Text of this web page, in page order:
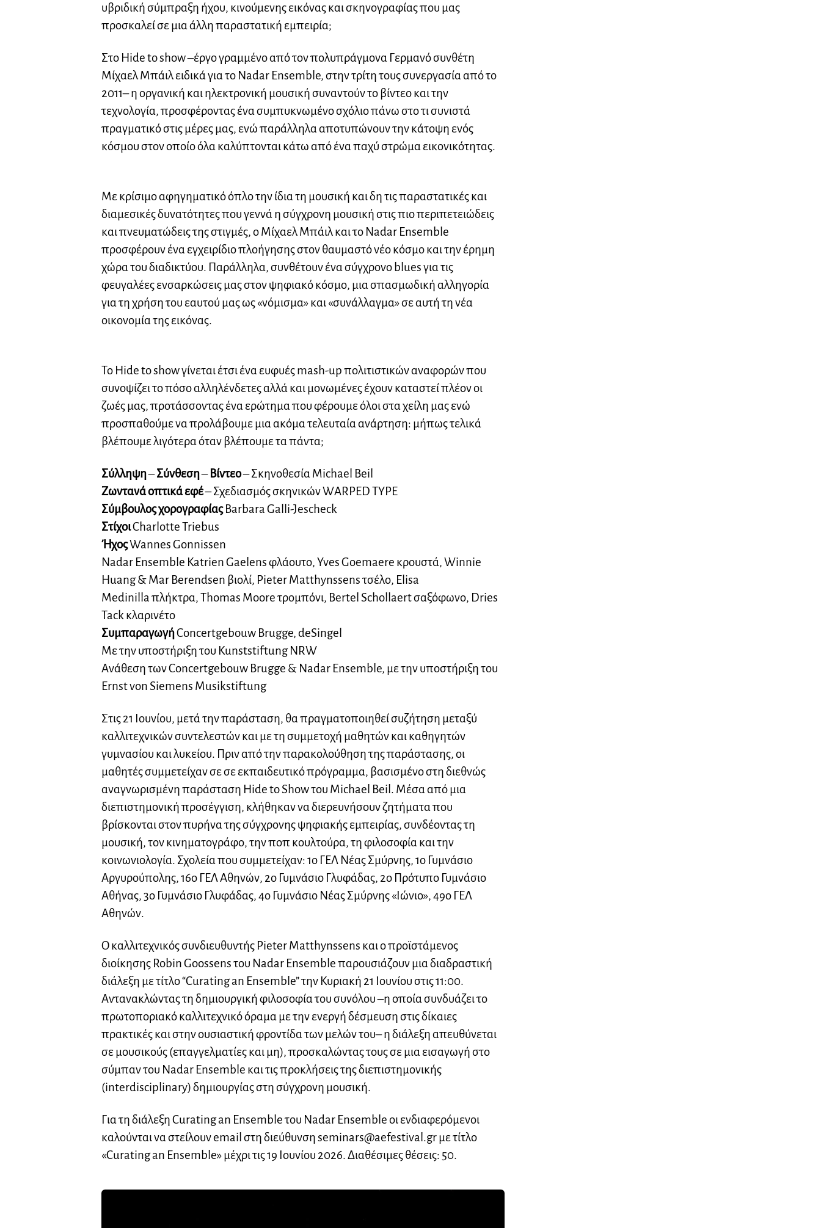
υβριδική σύμπραξη ήχου, κινούμενης εικόνας και σκηνογραφίας που μας
προσκαλεί σε μια άλλη παραστατική εμπειρία;
Στο Hide to show –έργο γραμμένο από τον πολυπράγμονα Γερμανό συνθέτη
Μίχαελ Μπάιλ ειδικά για το Nadar Ensemble, στην τρίτη τους συνεργασία από το
2011– η οργανική και ηλεκτρονική μουσική συναντούν το βίντεο και την
τεχνολογία, προσφέροντας ένα συμπυκνωμένο σχόλιο πάνω στο τι συνιστά
πραγματικό στις μέρες μας, ενώ παράλληλα αποτυπώνουν την κάτοψη ενός
κόσμου στον οποίο όλα καλύπτονται κάτω από ένα παχύ στρώμα εικονικότητας.
Με κρίσιμο αφηγηματικό όπλο την ίδια τη μουσική και δη τις παραστατικές και
διαμεσικές δυνατότητες που γεννά η σύγχρονη μουσική στις πιο περιπετειώδεις
και πνευματώδεις της στιγμές, ο Μίχαελ Μπάιλ και το Nadar Ensemble
προσφέρουν ένα εγχειρίδιο πλοήγησης στον θαυμαστό νέο κόσμο και την έρημη
χώρα του διαδικτύου. Παράλληλα, συνθέτουν ένα σύγχρονο blues για τις
φευγαλέες ενσαρκώσεις μας στον ψηφιακό κόσμο, μια σπασμωδική αλληγορία
για τη χρήση του εαυτού μας ως «νόμισμα» και «συνάλλαγμα» σε αυτή τη νέα
οικονομία της εικόνας.
Το Hide to show γίνεται έτσι ένα ευφυές mash-up πολιτιστικών αναφορών που
συνοψίζει το πόσο αλληλένδετες αλλά και μονωμένες έχουν καταστεί πλέον οι
ζωές μας, προτάσσοντας ένα ερώτημα που φέρουμε όλοι στα χείλη μας ενώ
προσπαθούμε να προλάβουμε μια ακόμα τελευταία ανάρτηση: μήπως τελικά
βλέπουμε λιγότερα όταν βλέπουμε τα πάντα;
Σύλληψη–Σύνθεση– Βίντεο– Σκηνοθεσία Michael Beil
Ζωντανά οπτικά εφέ– Σχεδιασμός σκηνικών WARPED TYPE
Σύμβουλος χορογραφίας Barbara Galli-Jescheck
ΣτίχοιCharlotte Triebus
ΉχοςWannes Gonnissen
Nadar Ensemble Katrien Gaelens φλάουτο, Yves Goemaere κρουστά, Winnie
Huang & Mar Berendsen βιολί, Pieter Matthynssens τσέλο, Elisa
Medinilla πλήκτρα, Thomas Moore τρομπόνι, Bertel Schollaert σαξόφωνο, Dries
Tack κλαρινέτο
ΣυμπαραγωγήConcertgebouw Brugge, deSingel
Με την υποστήριξη του Kunststiftung NRW
Ανάθεση των Concertgebouw Brugge & Nadar Ensemble, με την υποστήριξη του
Ernst von Siemens Musikstiftung
Στις 21 Ιουνίου, μετά την παράσταση, θα πραγματοποιηθεί συζήτηση μεταξύ
καλλιτεχνικών συντελεστών και με τη συμμετοχή μαθητών και καθηγητών
γυμνασίου και λυκείου. Πριν από την παρακολούθηση της παράστασης, οι
μαθητές συμμετείχαν σε σε εκπαιδευτικό πρόγραμμα, βασισμένο στη διεθνώς
αναγνωρισμένη παράσταση Hide to Show του Μichael Beil. Μέσα από μια
διεπιστημονική προσέγγιση, κλήθηκαν να διερευνήσουν ζητήματα που
βρίσκονται στον πυρήνα της σύγχρονης ψηφιακής εμπειρίας, συνδέοντας τη
μουσική, τον κινηματογράφο, την ποπ κουλτούρα, τη φιλοσοφία και την
κοινωνιολογία. Σχολεία που συμμετείχαν: 1ο ΓΕΛ Νέας Σμύρνης, 1ο Γυμνάσιο
Αργυρούπολης, 16ο ΓΕΛ Αθηνών, 2ο Γυμνάσιο Γλυφάδας, 2ο Πρότυπο Γυμνάσιο
Αθήνας, 3ο Γυμνάσιο Γλυφάδας, 4ο Γυμνάσιο Νέας Σμύρνης «Ιώνιο», 49ο ΓΕΛ
Αθηνών.
Ο καλλιτεχνικός συνδιευθυντής Pieter Matthynssens και ο προϊστάμενος
διοίκησης Robin Goossens του Nadar Ensemble παρουσιάζουν μια διαδραστική
διάλεξη με τίτλο “Curating an Ensemble” την Κυριακή 21 Ιουνίου στις 11:00.
Αντανακλώντας τη δημιουργική φιλοσοφία του συνόλου –η οποία συνδυάζει το
πρωτοποριακό καλλιτεχνικό όραμα με την ενεργή δέσμευση στις δίκαιες
πρακτικές και στην ουσιαστική φροντίδα των μελών του– η διάλεξη απευθύνεται
σε μουσικούς (επαγγελματίες και μη), προσκαλώντας τους σε μια εισαγωγή στο
σύμπαν του Nadar Ensemble και τις προκλήσεις της διεπιστημονικής
(interdisciplinary) δημιουργίας στη σύγχρονη μουσική.
Για τη διάλεξη Curating an Ensemble του Nadar Ensemble οι ενδιαφερόμενοι
καλούνται να στείλουν email στη διεύθυνσηseminars@aefestival.grμε τίτλο
«Curating an Ensemble» μέχρι τις 19 Ιουνίου 2026. Διαθέσιμες θέσεις: 50.